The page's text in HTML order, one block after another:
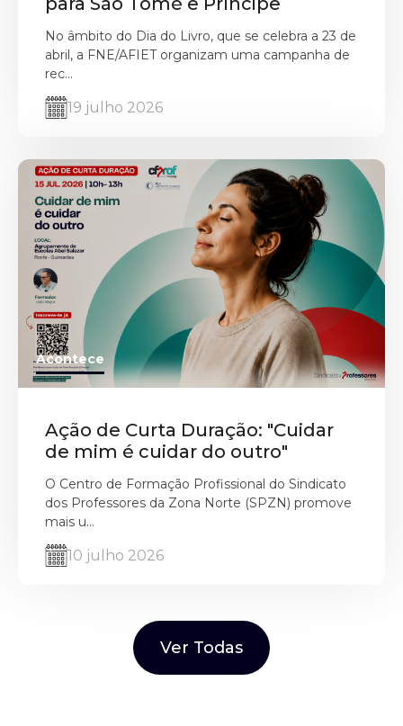
No âmbito do Dia do Livro, que se celebra a 23 de
abril, a FNE/AFIET organizam uma campanha de
rec...
19 julho 2026
Acontece
Ação de Curta Duração: "Cuidar
de mim é cuidar do outro"
O Centro de Formação Profissional do Sindicato
dos Professores da Zona Norte (SPZN) promove
mais u...
10 julho 2026
Ver Todas